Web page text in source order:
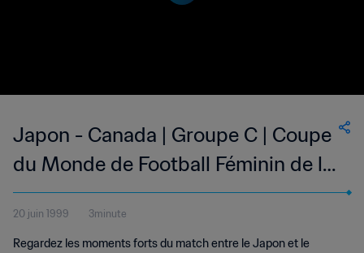
Japon - Canada | Groupe C | Coupe
du Monde de Football Féminin de la
FIFA, Etats-Unis 99™ | Résumé vidéo
20 juin 1999 3minute
Regardez les moments forts du match entre le Japon et le